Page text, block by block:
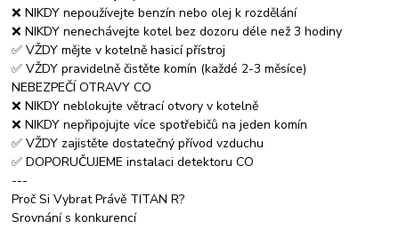
❌ NIKDY nepoužívejte benzín nebo olej k rozdělání
❌ NIKDY nenechávejte kotel bez dozoru déle než 3 hodiny
✅ VŽDY mějte v kotelně hasicí přístroj
✅ VŽDY pravidelně čistěte komín (každé 2-3 měsíce)
NEBEZPEČÍ OTRAVY CO
❌ NIKDY neblokujte větrací otvory v kotelně
❌ NIKDY nepřipojujte více spotřebičů na jeden komín
✅ VŽDY zajistěte dostatečný přívod vzduchu
✅ DOPORUČUJEME instalaci detektoru CO
---
Proč Si Vybrat Právě TITAN R?
Srovnání s konkurencí